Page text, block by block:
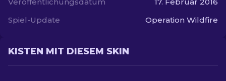
Spiel-Update
Operation Wildfire
KISTEN MIT DIESEM SKIN